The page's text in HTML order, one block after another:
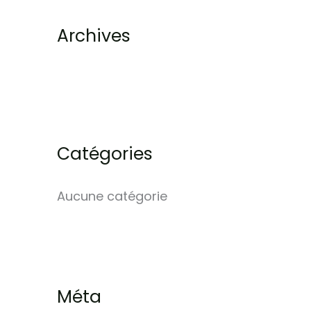
Archives
Catégories
Aucune catégorie
Méta